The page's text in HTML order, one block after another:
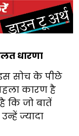
धारणा
सोच के पीछे
कारण है
कि जो बातें
ज्यादा